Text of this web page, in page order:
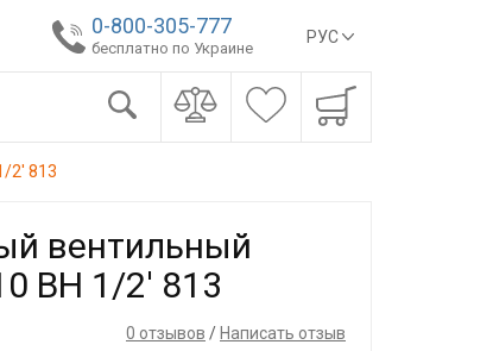
РУС
0-800-305-777
бесплатно по Украине
2' 813
вентильный
ВН 1/2' 813
0 отзывов / Написать отзыв